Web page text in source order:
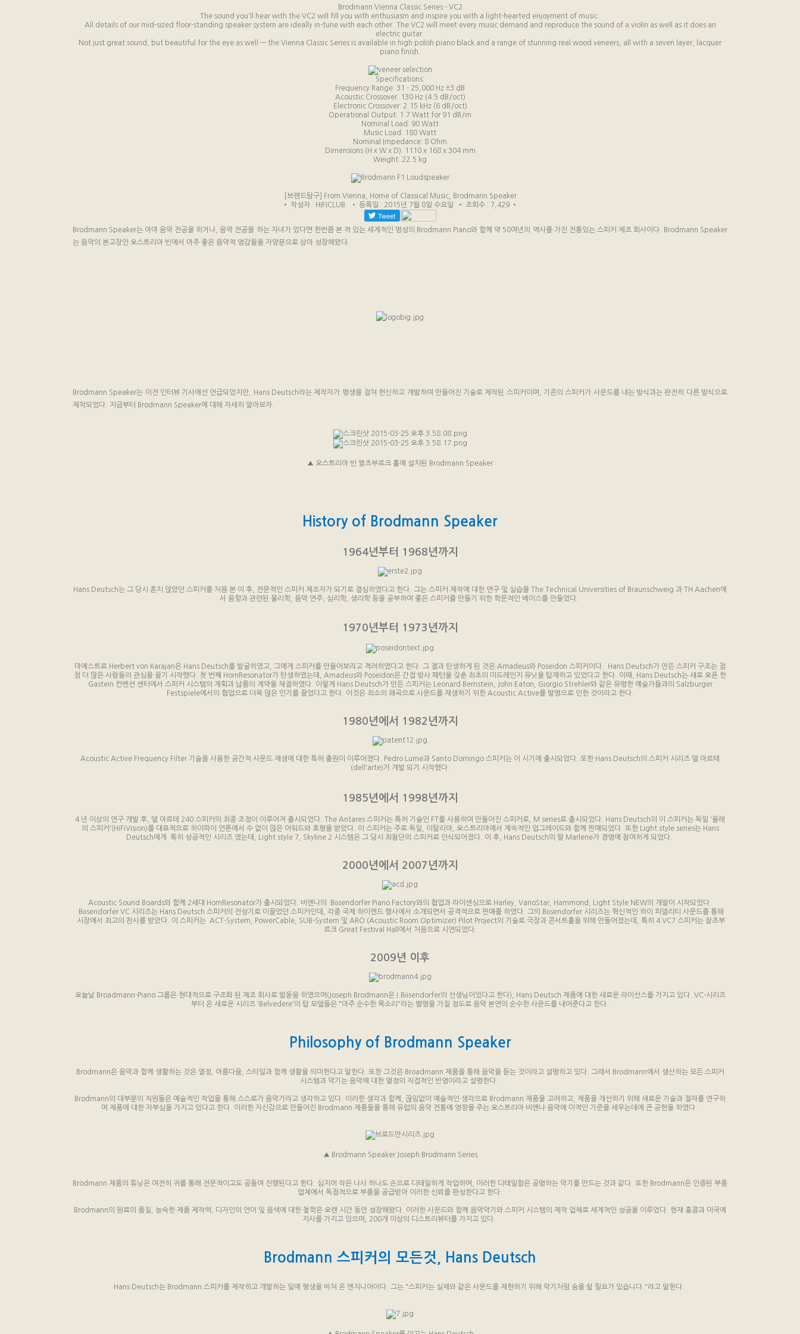
Brodmann Vienna Classic Series - VC2
The sound you'll hear with the VC2 will fill you with enthusiasm and inspire you with a light-hearted enjoyment of music.
All details of our mid-sized floor-standing speaker system are ideally in-tune with each other. The VC2 will meet every music demand and reproduce the sound of a violin as well as it does an
electric guitar.
Not just great sound, but beautiful for the eye as well — the Vienna Classic Series is available in high polish piano black and a range of stunning real wood veneers, all with a seven layer, lacquer
piano finish.
Specifications:
Frequency Range: 31 - 25,000 Hz ±3 dB
Acoustic Crossover: 130 Hz (4.5 dB/oct)
Electronic Crossover: 2.15 kHz (6 dB/oct)
Operational Output: 1.7 Watt for 91 dB/m
Nominal Load: 90 Watt
Music Load: 180 Watt
Nominal Impedance: 8 Ohm
Dimensions (H x W x D): 1110 x 168 x 304 mm
Weight: 22.5 kg
[브랜드탐구] From Vienna, Home of Classical Music, Brodmann Speaker
• 작성자 : HIFICLUB • 등록일 : 2015년 7월 8일 수요일 • 조회수 : 7,429 •
Brodmann Speaker는 아마 음악 전공을 하거나, 음악 전공을 하는 자녀가 있다면 한번쯤 본 적 있는 세계적인 명성의 Brodmann Piano와 함께 약 50여년의 역사를 가진 전통있는 스피커 제조 회사이다. Brodmann Speaker
는 음악의 본고장인 오스트리아 빈에서 아주 좋은 음악적 영감들을 자양분으로 삼아 성장해왔다.
Brodmann Speaker는 이전 인터뷰 기사에선 언급되었지만, Hans Deutsch라는 제작자가 평생을 걸쳐 헌신하고 개발하여 만들어진 기술로 제작된 스피커이며, 기존의 스피커가 사운드를 내는 방식과는 완전히 다른 방식으로
제작되었다. 지금부터 Brodmann Speaker에 대해 자세히 알아보자.
▲ 오스트리아 빈 짤츠부르크 홀에 설치된 Brodmann Speaker
History of Brodmann Speaker
1964년부터 1968년까지
Hans Deutsch는 그 당시 흔치 않았던 스피커를 처음 본 이 후, 전문적인 스피커 제조자가 되기로 결심하였다고 한다. 그는 스피커 제작에 대한 연구 및 실습을 The Technical Universities of Braunschweig 과 TH Aachen에
서 음향과 관련된 물리학, 음악 연주, 심리학, 생리학 등을 공부하여 좋은 스피커를 만들기 위한 학문적인 베이스를 만들었다.
1970년부터 1973년까지
마에스트로 Herbert von Karajan은 Hans Deutsch를 발굴하였고, 그에게 스피커를 만들어보라고 격려하였다고 한다. 그 결과 탄생하게 된 것은 Amadeus와 Poseidon 스피커이다. Hans Deutsch가 만든 스피커 구조는 점
점 더 많은 사람들의 관심을 끌기 시작했다. 첫 번째 HornResonator가 탄생하였는데, Amadeus와 Poseidon은 간접 방사 패턴을 갖춘 최초의 미드레인지 유닛을 탑재하고 있었다고 한다. 이때, Hans Deutsch는 새로 오픈 한
Gastein 컨벤션 센터에서 스피커 시스템의 계획과 납품의 계약을 채결하였다. 이렇게 Hans Deutsch가 만든 스피커는 Leonard Bernstein, John Eaton, Giorgio Strehler와 같은 유명한 예술가들과의 Salzburger
Festspiele에서의 협업으로 더욱 많은 인기를 끌었다고 한다. 이것은 최소의 왜곡으로 사운드를 재생하기 위한 Acoustic Active를 발명으로 인한 것이라고 한다.
1980년에서 1982년까지
Acoustic Active Frequency Filter 기술을 사용한 공간적 사운드 재생에 대한 특허 출원이 이루어졌다. Pedro Lume과 Santo Domingo 스피커는 이 시기에 출시되었다. 또한 Hans Deutsch의 스피커 시리즈 델 아르테
(dell'arte)가 개발 되기 시작했다.
1985년에서 1998년까지
4 년 이상의 연구 개발 후, 델 아르테 240 스피커의 최종 조정이 이루어져 출시되었다. The Antares 스피커는 특허 기술인 FT를 사용하여 만들어진 스피커로, M series로 출시되었다. Hans Deutsch의 이 스피커는 독일 '올해
의 스피커'(HiFiVision)를 대표적으로 하이파이 언론에서 수 없이 많은 어워드와 호평을 받았다. 이 스피커는 주로 독일, 이탈리아, 오스트리아에서 계속적인 업그레이드와 함께 판매되었다. 또한 Light style series는 Hans
Deutsch에게 특히 성공적인 시리즈 였는데, Light style 7, Skyline 2 시스템은 그 당시 최첨단의 스피커로 인식되어졌다. 이 후, Hans Deutsch의 딸 Marlene가 경영에 참여하게 되었다.
2000년에서 2007년까지
Acoustic Sound Boards와 함께 2세대 HornResonator가 출시되었다. 비엔나의 Bösendorfer Piano Factory와의 협업과 라이센싱으로 Harley, VarioStar, Hammond, Light Style NEW의 개발이 시작되었다.
Bösendorfer VC 시리즈는 Hans Deutsch 스피커의 전성기로 이끌었던 스피커인데, 각종 국제 하이엔드 행사에서 소개되면서 공격적으로 판매를 하였다. 그의 Bösendorfer 시리즈는 혁신적인 하이 피델리티 사운드를 통해
시장에서 최고의 찬사를 받았다. 이 스피커는 ACT-System, PowerCable, SUB-System 및 ARO (Acoustic Room Optimizer) Pilot Project의 기술로 극장과 콘서트홀을 위해 만들어졌는데, 특히 4 VC7 스피커는 잘츠부
르크 Great Festival Hall에서 처음으로 시연되었다.
2009년 이후
오늘날 Broadmann-Piano 그룹은 현대적으로 구조화 된 제조 회사로 발돋움 하였으며(Joseph Brodmann은 I.Bösendorfer의 선생님이었다고 한다), Hans Deutsch 제품에 대한 새로운 라이선스를 가지고 있다. VC-시리즈
부터 온 새로운 시리즈 'Belvedere'의 탑 모델들은 "아주 순수한 목소리"라는 별명을 가질 정도로 음악 본연의 순수한 사운드를 내어준다고 한다.
Philosophy of Brodmann Speaker
Brodmann은 음악과 함께 생활하는 것은 열정, 아름다움, 스타일과 함께 생활을 의미한다고 말한다. 또한 그것은 Broadmann 제품을 통해 음악을 듣는 것이라고 설명하고 있다. 그래서 Brodmann에서 생산하는 모든 스피커
시스템과 악기는 음악에 대한 열정의 직접적인 반영이라고 설명한다.
Brodmann의 대부분의 직원들은 예술적인 작업을 통해 스스로가 음악가라고 생각하고 있다. 이러한 생각과 함께, 끊임없이 예술적인 생각으로 Brodmann 제품을 고려하고, 제품을 개선하기 위해 새로운 기술과 절차를 연구하
며 제품에 대한 자부심을 가지고 있다고 한다. 이러한 자신감으로 만들어진 Brodmann 제품들을 통해 유럽의 음악 전통에 영향을 주는 오스트리아 비엔나 음악에 미적인 기준을 세우는데에 큰 공헌을 하였다.
▲ Brodmann Speaker Joseph Brodmann Series
Brodmann 제품의 튜닝은 여전히 귀를 통해 전문적이고도 공들여 진행된다고 한다. 심지어 작은 나사 하나도 손으로 디테일하게 작업하며, 이러한 디테일함은 공명하는 악기를 만드는 것과 같다. 또한 Brodmann은 인증된 부품
업체에서 독점적으로 부품을 공급받아 이러한 신뢰를 완성한다고 한다.
Brodmann의 원료의 품질, 능숙한 제품 제작력, 디자인의 언어 및 음색에 대한 철학은 오랜 시간 동안 성장해왔다. 이러한 사운드와 함께 음악악기와 스피커 시스템의 제작 업체로 세계적인 성공을 이루었다. 현재 홍콩과 미국에
지사를 가지고 있으며, 200개 이상의 디스트리뷰터를 가지고 있다.
Brodmann 스피커의 모든것, Hans Deutsch
Hans Deutsch는 Brodmann 스피커를 제작하고 개발하는 일에 평생을 바쳐 온 엔지니어이다. 그는 "스피커는 실제와 같은 사운드를 재현하기 위해 악기처럼 숨을 쉴 필요가 있습니다."라고 말한다.